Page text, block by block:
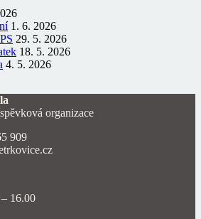
1. 6. 2026
29. 5. 2026
18. 5. 2026
4. 5. 2026
organizace
909
16.00